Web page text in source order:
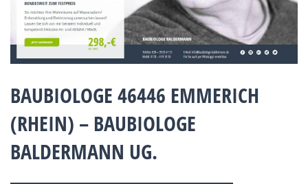
BAUBIOLOGE 46446 EMMERICH
(RHEIN) – BAUBIOLOGE
BALDERMANN UG.